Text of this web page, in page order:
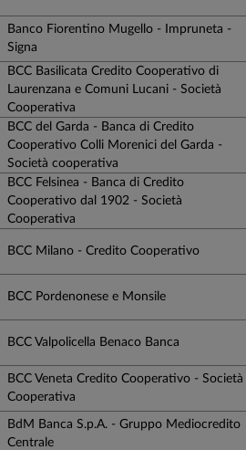
Banco Fiorentino Mugello - Impruneta -
Signa
BCC Basilicata Credito Cooperativo di
Laurenzana e Comuni Lucani - Società
Cooperativa
BCC del Garda - Banca di Credito
Cooperativo Colli Morenici del Garda -
Società cooperativa
BCC Felsinea - Banca di Credito
Cooperativo dal 1902 - Società
Cooperativa
BCC Milano - Credito Cooperativo
BCC Pordenonese e Monsile
BCC Valpolicella Benaco Banca
BCC Veneta Credito Cooperativo - Società
Cooperativa
BdM Banca S.p.A. - Gruppo Mediocredito
Centrale